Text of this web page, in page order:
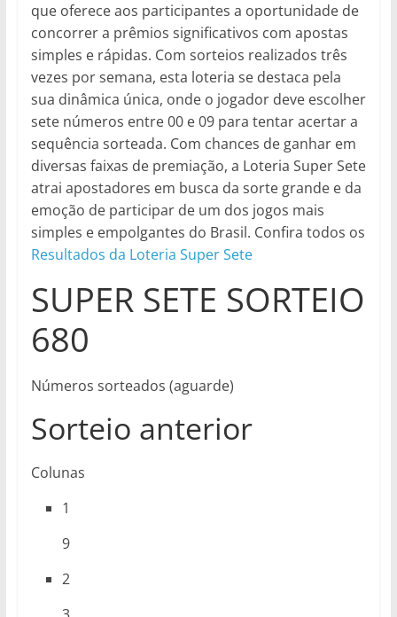
que oferece aos participantes a oportunidade de
concorrer a prêmios significativos com apostas
simples e rápidas. Com sorteios realizados três
vezes por semana, esta loteria se destaca pela
sua dinâmica única, onde o jogador deve escolher
sete números entre 00 e 09 para tentar acertar a
sequência sorteada. Com chances de ganhar em
diversas faixas de premiação, a Loteria Super Sete
atrai apostadores em busca da sorte grande e da
emoção de participar de um dos jogos mais
simples e empolgantes do Brasil. Confira todos os
Resultados da Loteria Super Sete
SUPER SETE SORTEIO
680
Números sorteados (aguarde)
Sorteio anterior
Colunas
1
9
2